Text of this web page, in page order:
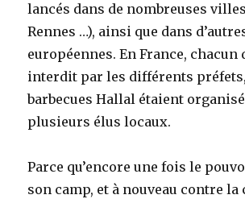
lancés dans de nombreuses
Rennes …), ainsi que dans
européennes. En France, chacun
interdit par les différents
barbecues Hallal étaient
plusieurs élus locaux.
Parce qu’encore une fois le
son camp, et à nouveau contre la